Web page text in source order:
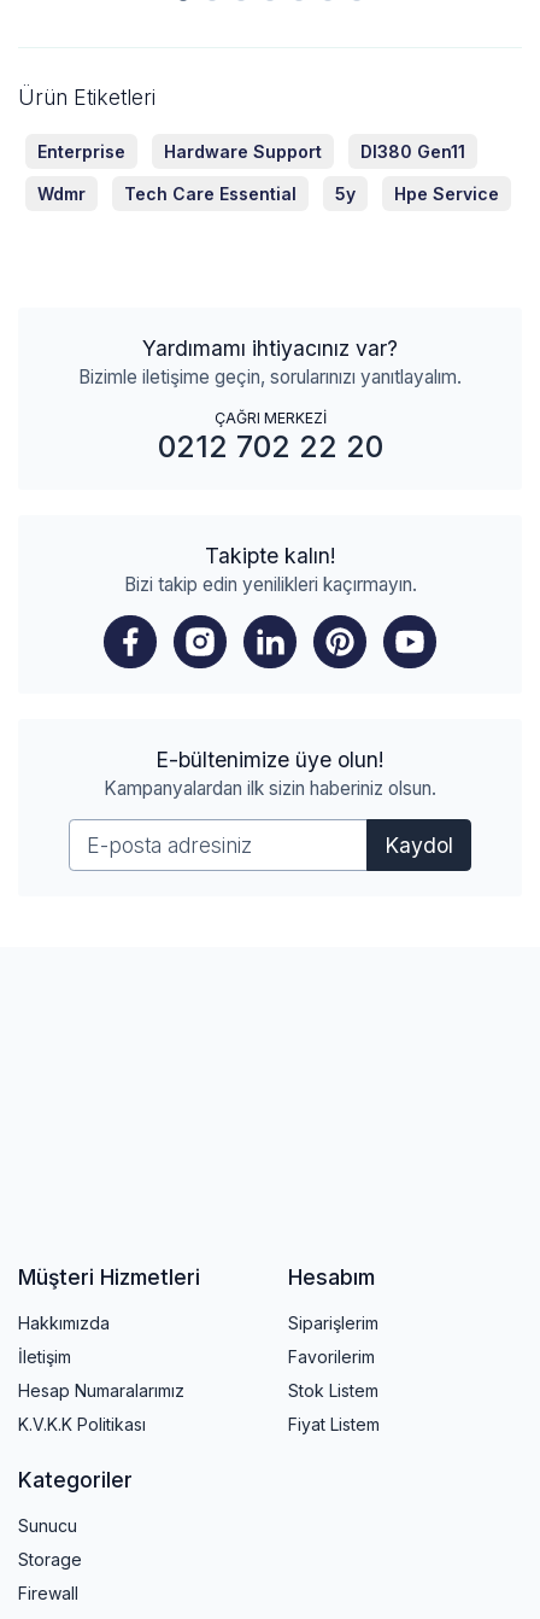
Ürün Etiketleri
Enterprise Hardware Support Dl380 Gen11
Wdmr Tech Care Essential 5y Hpe Service
Yardımamı ihtiyacınız var?
Bizimle iletişime geçin, sorularınızı yanıtlayalım.
ÇAĞRI MERKEZİ
0212 702 22 20
Takipte kalın!
Bizi takip edin yenilikleri kaçırmayın.
E-bültenimize üye olun!
Kampanyalardan ilk sizin haberiniz olsun.
Kaydol
Müşteri Hizmetleri
Hakkımızda
İletişim
Hesap Numaralarımız
K.V.K.K Politikası
Hesabım
Siparişlerim
Favorilerim
Stok Listem
Fiyat Listem
Kategoriler
Sunucu
Storage
Firewall